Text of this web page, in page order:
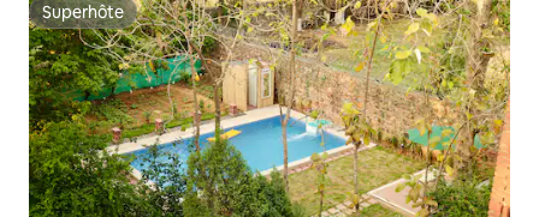
Superhôte
Superhôte